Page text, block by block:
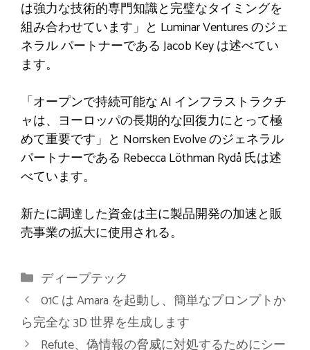
は強力な技術的専門知識と完璧なタイミングを
組み合わせています」と Luminar Ventures のジェ
ネラル パートナーである Jacob Key は述べてい
ます。
「オープンで持続可能な AI インフラストラクチ
ャは、ヨーロッパの長期的な回復力にとって極
めて重要です」と Norrsken Evolve のジェネラル
パートナーである Rebecca Löthman Rydå 氏は述
べています。
新たに調達した資金は主に製品開発の加速と販
売事業の拡大に使用される。
カ
テ
ゴ
リ
ディープテック
01C は Amara を起動し、簡単なプロンプトか
ら完全な 3D 世界を生成します
Refute、偽情報の脅威に対処するためにシー